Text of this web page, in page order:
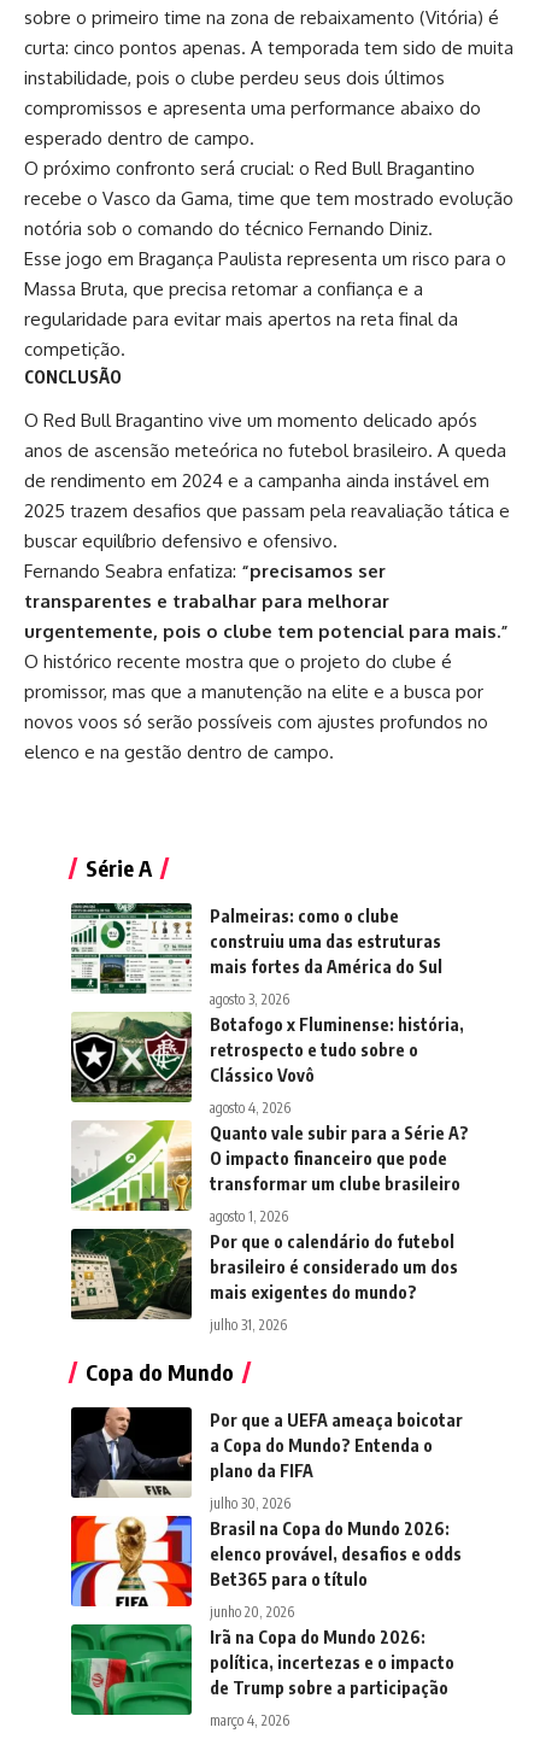
sobre o primeiro time na zona de rebaixamento (Vitória) é
curta: cinco pontos apenas. A temporada tem sido de muita
instabilidade, pois o clube perdeu seus dois últimos
compromissos e apresenta uma performance abaixo do
esperado dentro de campo.
O próximo confronto será crucial: o Red Bull Bragantino
recebe o Vasco da Gama, time que tem mostrado evolução
notória sob o comando do técnico Fernando Diniz.
Esse jogo em Bragança Paulista representa um risco para o
Massa Bruta, que precisa retomar a confiança e a
regularidade para evitar mais apertos na reta final da
competição.
CONCLUSÃO
O Red Bull Bragantino vive um momento delicado após
anos de ascensão meteórica no futebol brasileiro. A queda
de rendimento em 2024 e a campanha ainda instável em
2025 trazem desafios que passam pela reavaliação tática e
buscar equilíbrio defensivo e ofensivo.
Fernando Seabra enfatiza: “precisamos ser
transparentes e trabalhar para melhorar
urgentemente, pois o clube tem potencial para mais.”
O histórico recente mostra que o projeto do clube é
promissor, mas que a manutenção na elite e a busca por
novos voos só serão possíveis com ajustes profundos no
elenco e na gestão dentro de campo.
Série A
Palmeiras: como o clube
construiu uma das estruturas
mais fortes da América do Sul
agosto 3, 2026
Botafogo x Fluminense: história,
retrospecto e tudo sobre o
Clássico Vovô
agosto 4, 2026
Quanto vale subir para a Série A?
O impacto financeiro que pode
transformar um clube brasileiro
agosto 1, 2026
Por que o calendário do futebol
brasileiro é considerado um dos
mais exigentes do mundo?
julho 31, 2026
Copa do Mundo
Por que a UEFA ameaça boicotar
a Copa do Mundo? Entenda o
plano da FIFA
julho 30, 2026
Brasil na Copa do Mundo 2026:
elenco provável, desafios e odds
Bet365 para o título
junho 20, 2026
Irã na Copa do Mundo 2026:
política, incertezas e o impacto
de Trump sobre a participação
março 4, 2026